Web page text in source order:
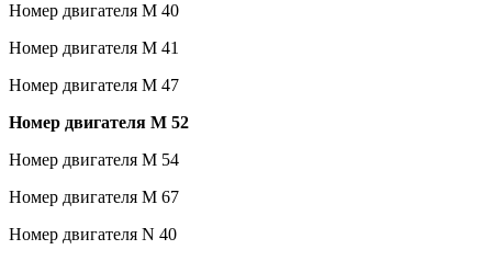
Номер двигателя M 40
Номер двигателя M 41
Номер двигателя M 47
Номер двигателя M 52
Номер двигателя M 54
Номер двигателя M 67
Номер двигателя N 40